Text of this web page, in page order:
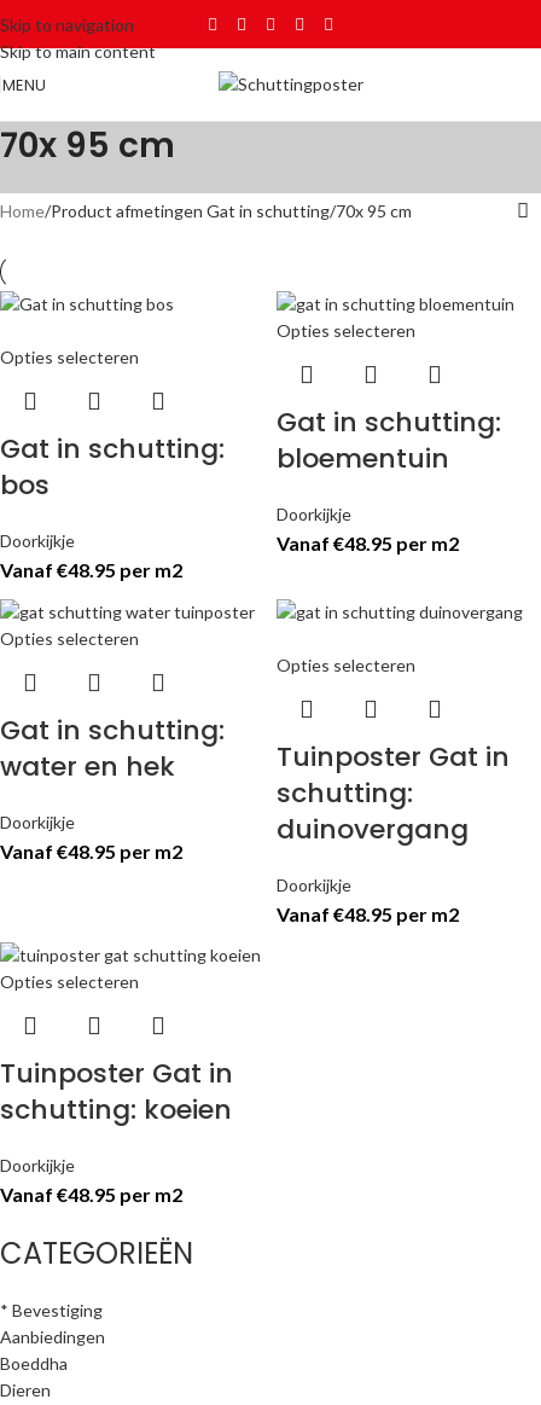
Skip to navigation
Skip to main content
MENU
70x 95 cm
CATEGORIEËN
* Bevestiging
Aanbiedingen
Boeddha
Dieren
Home Product afmetingen Gat in schutting 70x 95 cm
Opties selecteren
Gat in schutting:
bos
Doorkijkje
Vanaf €48.95 per m2
Opties selecteren
Gat in schutting:
bloementuin
Doorkijkje
Vanaf €48.95 per m2
Opties selecteren
Gat in schutting:
water en hek
Doorkijkje
Vanaf €48.95 per m2
Opties selecteren
Tuinposter Gat in
schutting:
duinovergang
Doorkijkje
Vanaf €48.95 per m2
Opties selecteren
Tuinposter Gat in
schutting: koeien
Doorkijkje
Vanaf €48.95 per m2